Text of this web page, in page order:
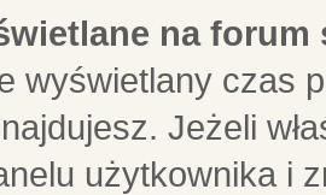
na forum
wyświetlany czas
Jeżeli
użytkownika i